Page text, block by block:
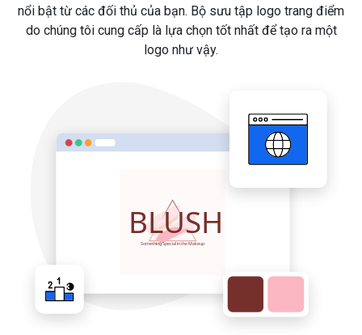
nổi bật từ các đối thủ của bạn. Bộ sưu tập logo trang điểm
do chúng tôi cung cấp là lựa chọn tốt nhất để tạo ra một
logo như vậy.